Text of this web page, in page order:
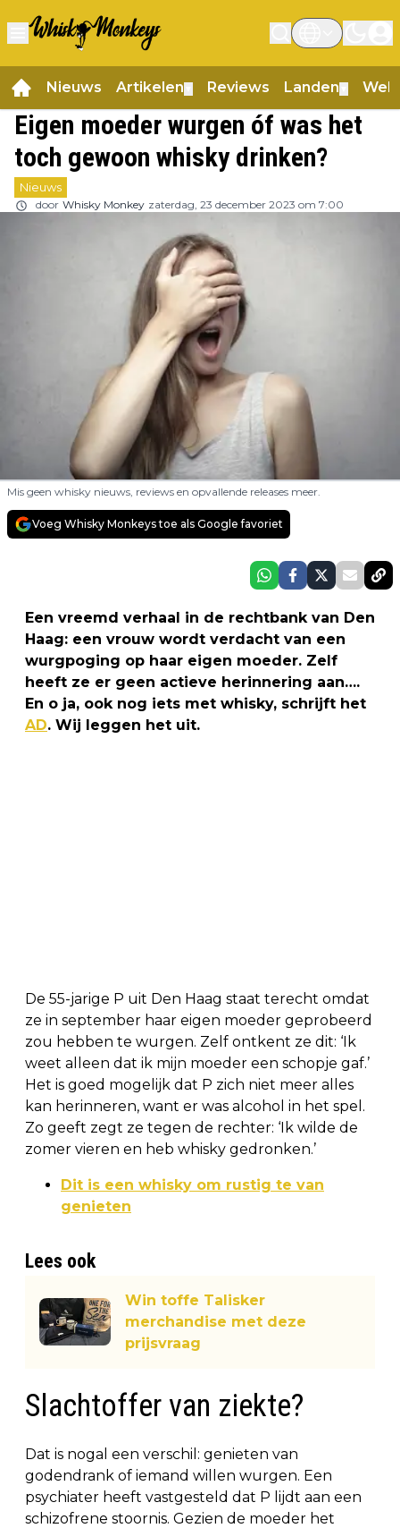
Nieuws Artikelen Reviews Landen
Eigen moeder wurgen óf was het
toch gewoon whisky drinken?
Nieuws
door Whisky Monkey zaterdag, 23 december 2023 om 7:00
Mis geen whisky nieuws, reviews en opvallende releases meer.
Voeg Whisky Monkeys toe als Google favoriet
Een vreemd verhaal in de rechtbank van Den
Haag: een vrouw wordt verdacht van een
wurgpoging op haar eigen moeder. Zelf
heeft ze er geen actieve herinnering aan….
En o ja, ook nog iets met whisky, schrijft het
AD. Wij leggen het uit.
De 55-jarige P uit Den Haag staat terecht omdat
ze in september haar eigen moeder geprobeerd
zou hebben te wurgen. Zelf ontkent ze dit: ‘Ik
weet alleen dat ik mijn moeder een schopje gaf.’
Het is goed mogelijk dat P zich niet meer alles
kan herinneren, want er was alcohol in het spel.
Zo geeft zegt ze tegen de rechter: ‘Ik wilde de
zomer vieren en heb whisky gedronken.’
Dit is een whisky om rustig te van
genieten
Lees ook
Win toffe Talisker
merchandise met deze
prijsvraag
Slachtoffer van ziekte?
Dat is nogal een verschil: genieten van
godendrank of iemand willen wurgen. Een
psychiater heeft vastgesteld dat P lijdt aan een
schizofrene stoornis. Gezien de moeder het